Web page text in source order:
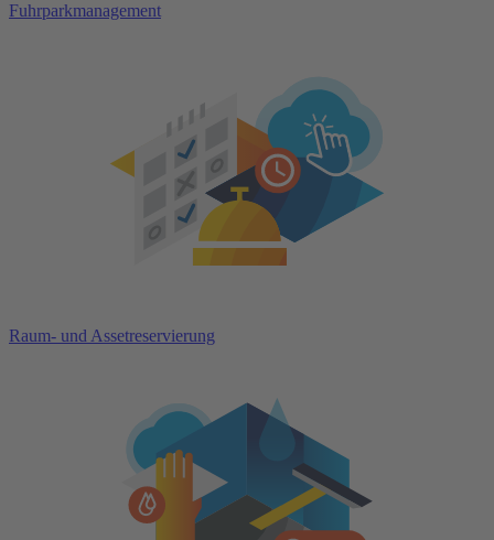
Fuhrparkmanagement
Raum- und Assetreservierung